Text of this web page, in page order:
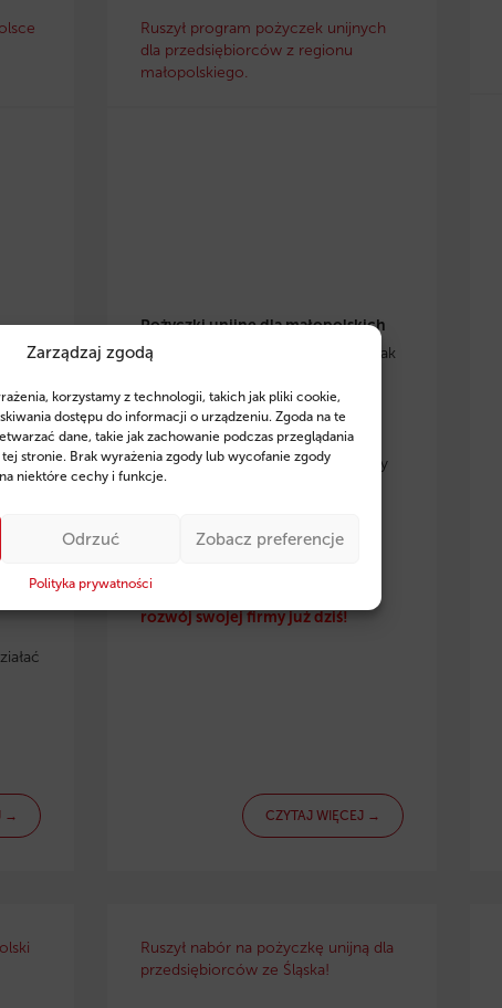
Zarządzaj zgodą
korzystamy z technologii, takich jak pliki cookie,
dostępu do informacji o urządzeniu. Zgoda na te
dane, takie jak zachowanie podczas przeglądania
stronie. Brak wyrażenia zgody lub wycofanie zgody
niektóre cechy i funkcje.
Odrzuć Zobacz preferencje
Polityka prywatności
→
Ruszył program pożyczek unijnych
dla przedsiębiorców z regionu
małopolskiego.
Pożyczki unijne dla małopolskich
przedsiębiorców
– dowiedz się, jak
pożyczek na rozwój, inwestycje i
odnawialne źródła energii. Zyskaj
wsparcie ekspertów Fintaxis, którzy
finansowania.
Sprawdź szczegóły i postaw na
rozwój swojej firmy już dziś!
CZYTAJ WIĘCEJ →
Ruszył nabór na pożyczkę unijną dla
przedsiębiorców ze Śląska!